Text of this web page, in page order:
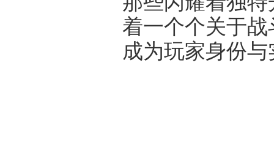
着一个个关于
成为玩家身份